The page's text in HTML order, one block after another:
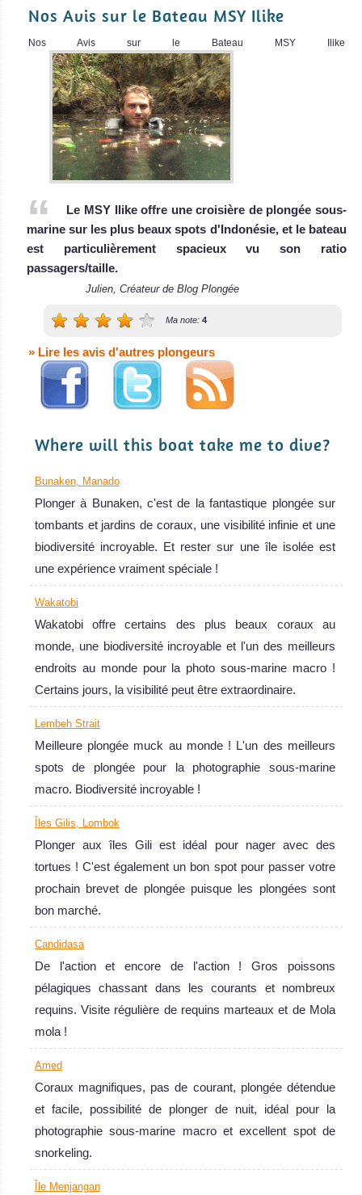
Nusa Penida / Nusa
Lembongan
L'un des meilleurs sites au monde pour voir le rarissime
Mola mola et les élégantes raies Manta ! Gros poissons et
de l'action avec des tas de requins. Bonne visibilité et
coraux épatants.
Nusa Penida / Nusa Lembongan Avis sur la plongée
Padang
résidents,
tortues vertes et
eaux cristallines
! Idéal aussi
snorkeling !
sur la plongée
Tulamben
L'une des plus belles plongée épave au monde !!! Et
certainement la plus facile : située à 30 m du rivage et
débutant à 4 m de profondeur ! Fantastique faune marine
et magnifiques coraux !
Tulamben Avis sur la plongée
La plongée à
Bali est superbe
voir des GROS
aussi pour la
plongée Macro.
Quelques
SY
Mutiara
de Croisière
Plongée
Nos Avis sur le Bateau MSY Ilike
Nos Avis sur le Bateau MSY Ilike
Le MSY Ilike offre une croisière de plongée sous-
marine sur les plus beaux spots d'Indonésie, et le bateau
est particulièrement spacieux vu son ratio
passagers/taille.
Julien, Créateur de Blog Plongée
Ma note: 4
» Lire les avis d'autres plongeurs
Where will this boat take me to dive?
Bunaken, Manado
Plonger à Bunaken, c'est de la fantastique plongée sur
tombants et jardins de coraux, une visibilité infinie et une
biodiversité incroyable. Et rester sur une île isolée est
une expérience vraiment spéciale !
Wakatobi
Wakatobi offre certains des plus beaux coraux au
monde, une biodiversité incroyable et l'un des meilleurs
endroits au monde pour la photo sous-marine macro !
Certains jours, la visibilité peut être extraordinaire.
Lembeh Strait
Meilleure plongée muck au monde ! L'un des meilleurs
spots de plongée pour la photographie sous-marine
macro. Biodiversité incroyable !
Îles Gilis, Lombok
Plonger aux îles Gili est idéal pour nager avec des
tortues ! C'est également un bon spot pour passer votre
prochain brevet de plongée puisque les plongées sont
bon marché.
Candidasa
De l'action et encore de l'action ! Gros poissons
pélagiques chassant dans les courants et nombreux
requins. Visite régulière de requins marteaux et de Mola
mola !
Amed
Coraux magnifiques, pas de courant, plongée détendue
et facile, possibilité de plonger de nuit, idéal pour la
photographie sous-marine macro et excellent spot de
snorkeling.
Île Menjangan